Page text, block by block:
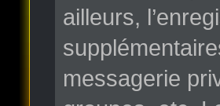
ailleurs,
messagerie